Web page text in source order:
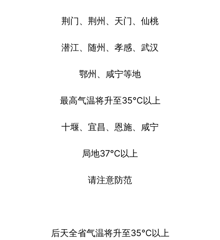
荆门、荆州、天门、仙桃
潜江、随州、孝感、武汉
鄂州、咸宁等地
最高气温将升至35℃以上
十堰、宜昌、恩施、咸宁
局地37℃以上
请注意防范
后天全省气温将升至35℃以上